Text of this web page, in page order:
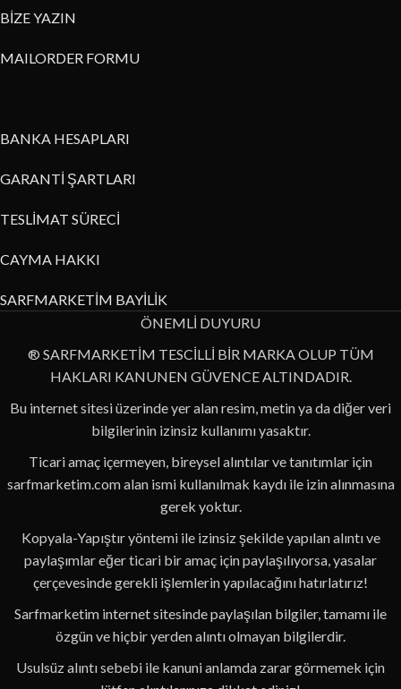
BİZE YAZIN
MAILORDER FORMU
BANKA HESAPLARI
GARANTİ ŞARTLARI
TESLİMAT SÜRECİ
CAYMA HAKKI
SARFMARKETİM BAYİLİK
ÖNEMLİ DUYURU
® SARFMARKETİM TESCİLLİ BİR MARKA OLUP TÜM
HAKLARI KANUNEN GÜVENCE ALTINDADIR.
Bu internet sitesi üzerinde yer alan resim, metin ya da diğer veri
bilgilerinin izinsiz kullanımı yasaktır.
Ticari amaç içermeyen, bireysel alıntılar ve tanıtımlar için
sarfmarketim.com alan ismi kullanılmak kaydı ile izin alınmasına
gerek yoktur.
Kopyala-Yapıştır yöntemi ile izinsiz şekilde yapılan alıntı ve
paylaşımlar eğer ticari bir amaç için paylaşılıyorsa, yasalar
çerçevesinde gerekli işlemlerin yapılacağını hatırlatırız!
Sarfmarketim internet sitesinde paylaşılan bilgiler, tamamı ile
özgün ve hiçbir yerden alıntı olmayan bilgilerdir.
Usulsüz alıntı sebebi ile kanuni anlamda zarar görmemek için